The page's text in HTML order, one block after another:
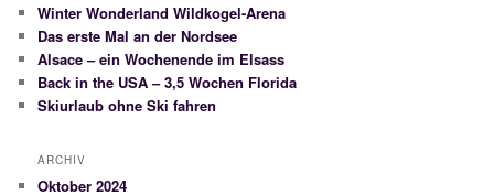
n
Winter Wonderland Wildkogel-Arena
Das erste Mal an der Nordsee
Alsace – ein Wochenende im Elsass
Back in the USA – 3,5 Wochen Florida
Skiurlaub ohne Ski fahren
ARCHIV
Oktober 2024